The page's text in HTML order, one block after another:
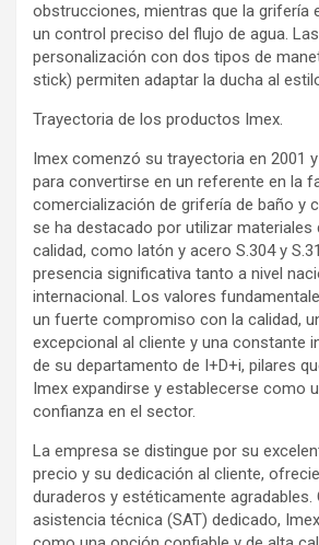
obstrucciones, mientras que la grifería
un control preciso del flujo de agua.
personalización con dos tipos de
stick) permiten adaptar la ducha al
Trayectoria de los productos Imex.
Imex comenzó su trayectoria en 2001
para convertirse en un referente en la
comercialización de grifería de baño y
se ha destacado por utilizar materiales
calidad, como latón y acero S.304 y
presencia significativa tanto a nivel
internacional. Los valores
un fuerte compromiso con la calidad,
excepcional al cliente y una constante
de su departamento de I+D+i, pilares
Imex expandirse y establecerse como
confianza en el sector.
La empresa se distingue por su
precio y su dedicación al cliente,
duraderos y estéticamente agradables.
asistencia técnica (SAT) dedicado,